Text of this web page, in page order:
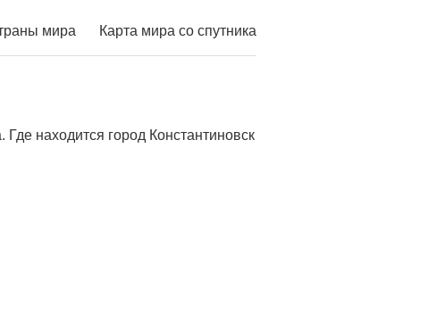
мира Карта мира со спутника
находится город Константиновск